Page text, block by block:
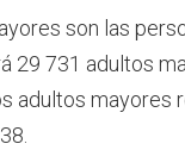
son las
29 731 adultos
adultos mayores